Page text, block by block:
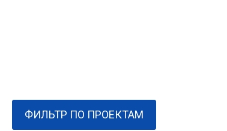
ФИЛЬТР ПО ПРОЕКТАМ